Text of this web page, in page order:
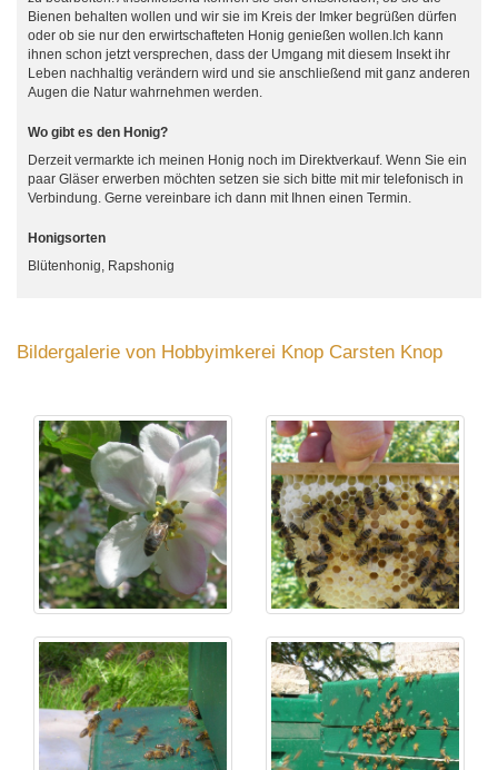
Bienen behalten wollen und wir sie im Kreis der Imker begrüßen dürfen
oder ob sie nur den erwirtschafteten Honig genießen wollen.Ich kann
ihnen schon jetzt versprechen, dass der Umgang mit diesem Insekt ihr
Leben nachhaltig verändern wird und sie anschließend mit ganz anderen
Augen die Natur wahrnehmen werden.
Wo gibt es den Honig?
Derzeit vermarkte ich meinen Honig noch im Direktverkauf. Wenn Sie ein
paar Gläser erwerben möchten setzen sie sich bitte mit mir telefonisch in
Verbindung. Gerne vereinbare ich dann mit Ihnen einen Termin.
Honigsorten
Blütenhonig, Rapshonig
Bildergalerie von Hobbyimkerei Knop Carsten Knop